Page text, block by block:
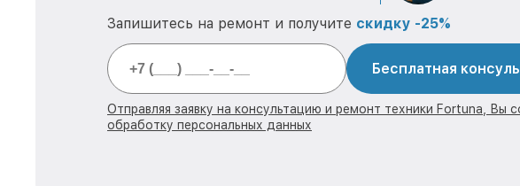
Запишитесь на ремонт и получите скидку -25%
Бесплатная
Отправляя заявку на консультацию и ремонт техники Fortuna, Вы
обработку персональных данных